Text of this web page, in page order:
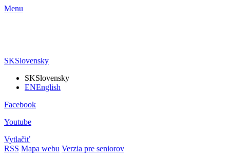
Menu
SKSlovensky
SKSlovensky
ENEnglish
Facebook
Youtube
Vytlačiť
RSS Mapa webu Verzia pre seniorov